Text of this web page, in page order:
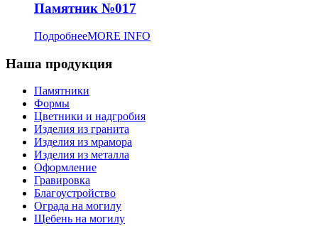
Памятник №017
ПодробнееMORE INFO
Наша продукция
Памятники
Формы
Цветники и надгробия
Изделия из гранита
Изделия из мрамора
Изделия из металла
Оформление
Гравировка
Благоустройство
Ограда на могилу
Щебень на могилу